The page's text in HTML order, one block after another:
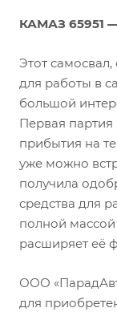
КАМАЗ 65951
Этот
для работы в
большой
Первая
прибытия на
уже можно
получила
средства для
полной массой
расширяет её
ООО
для